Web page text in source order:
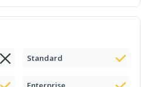
Standard